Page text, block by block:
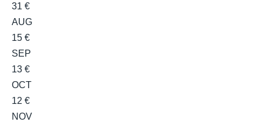
31 €
AUG
15 €
SEP
13 €
OCT
12 €
NOV